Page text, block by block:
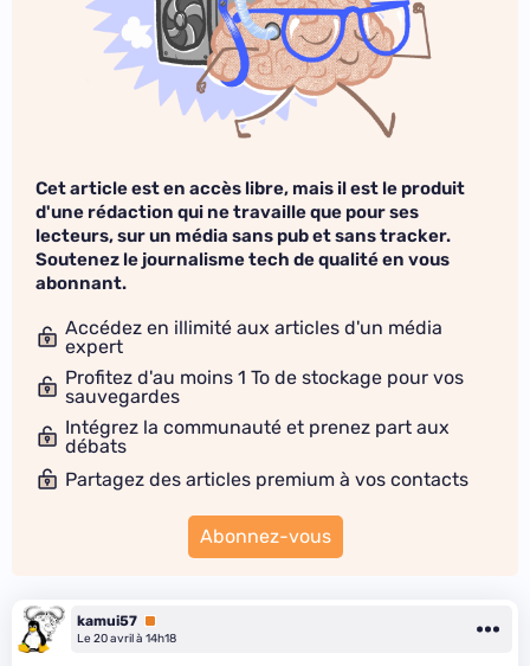
Cet article est en accès libre, mais il est le produit
d'une rédaction qui ne travaille que pour ses
lecteurs, sur un média sans pub et sans tracker.
Soutenez le journalisme tech de qualité en vous
abonnant.
Accédez en illimité aux articles d'un média
expert
Profitez d'au moins 1 To de stockage pour vos
sauvegardes
Intégrez la communauté et prenez part aux
débats
Partagez des articles premium à vos contacts
Abonnez-vous
kamui57 Premium
Le 20 avril à 14h18